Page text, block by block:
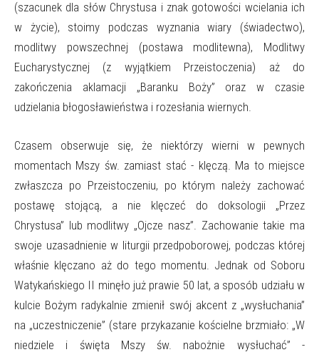
(szacunek dla słów Chrystusa i znak gotowości wcielania ich
w życie), stoimy podczas wyznania wiary (świadectwo),
modlitwy powszechnej (postawa modlitewna), Modlitwy
Eucharystycznej (z wyjątkiem Przeistoczenia) aż do
zakończenia aklamacji „Baranku Boży” oraz w czasie
udzielania błogosławieństwa i rozesłania wiernych.
Czasem obserwuje się, że niektórzy wierni w pewnych
momentach Mszy św. zamiast stać - klęczą. Ma to miejsce
zwłaszcza po Przeistoczeniu, po którym należy zachować
postawę stojącą, a nie klęczeć do doksologii „Przez
Chrystusa” lub modlitwy „Ojcze nasz”. Zachowanie takie ma
swoje uzasadnienie w liturgii przedpoborowej, podczas której
właśnie klęczano aż do tego momentu. Jednak od Soboru
Watykańskiego II minęło już prawie 50 lat, a sposób udziału w
kulcie Bożym radykalnie zmienił swój akcent z „wysłuchania”
na „uczestniczenie” (stare przykazanie kościelne brzmiało: „W
niedziele i święta Mszy św. nabożnie wysłuchać” -